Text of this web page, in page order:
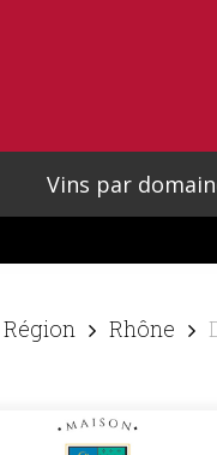
Vins par
Région Rhône